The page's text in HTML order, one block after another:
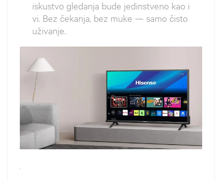
iskustvo gledanja bude jedinstveno kao i
vi. Bez čekanja, bez muke — samo čisto
uživanje.
`